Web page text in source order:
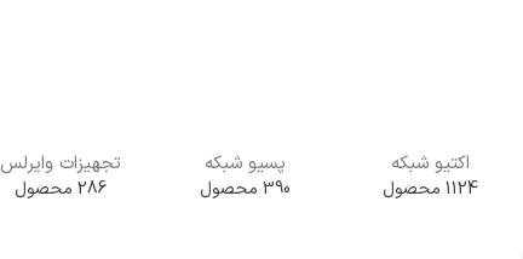
اکتیو شبکه
1124 محصول
پسیو شبکه
390 محصول
تجهیزات وایرلس
286 محصول